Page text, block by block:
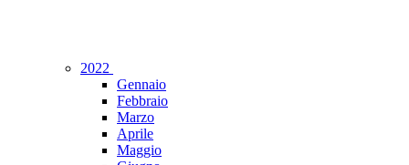
2022
Gennaio
Febbraio
Marzo
Aprile
Maggio